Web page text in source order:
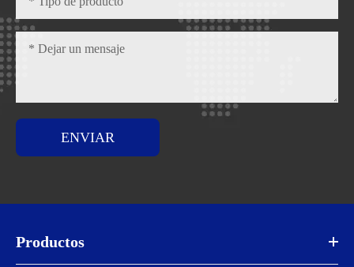
ENVIAR
Productos